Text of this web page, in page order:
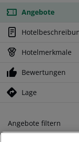
Angebote
Hotelmerkmale
Bewertungen
Lage
Angebote filtern
Ändern Sie Ihre